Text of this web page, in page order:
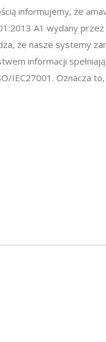
informujemy, że
A1 wydany
że nasze systemy
informacji
IEC27001. Oznacza